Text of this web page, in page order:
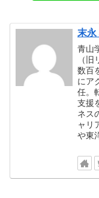
末永
青山
（
数百
にア
任。
支援
ネス
ャリ
や東